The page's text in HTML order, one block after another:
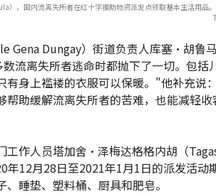
），国内流离失所者在红十字援助物资派发点领取基本生活用品
Gena Dungay）街道负责人库塞·胡鲁
流离失所者逃命时都抛下了一切。包括
有身上褴褛的衣服可以保暖。"他补充说
帮助缓解流离失所者的苦难，也能减轻收
工作人员塔加舍·泽梅达格格内胡（
12月28日至2021年1月1日的派发活动期
睡垫、塑料桶、厨具和肥皂。